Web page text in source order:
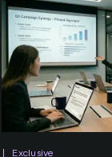
Exclusive